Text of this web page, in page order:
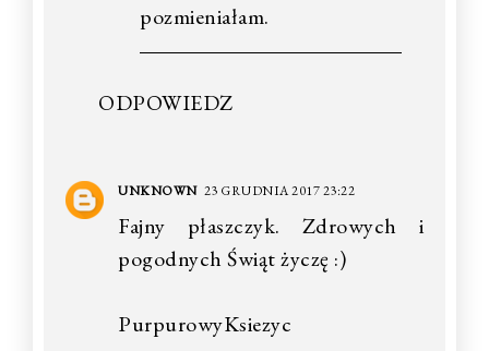
pozmieniałam.
ODPOWIEDZ
UNKNOWN 23 GRUDNIA 2017 23:22
Fajny płaszczyk. Zdrowych i
pogodnych Świąt życzę :)
PurpurowyKsiezyc